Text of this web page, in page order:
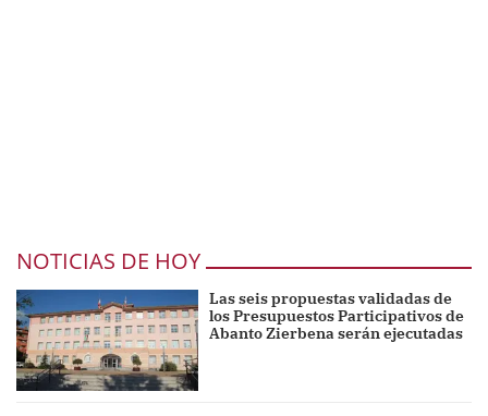
NOTICIAS DE HOY
Las seis propuestas validadas de
los Presupuestos Participativos de
Abanto Zierbena serán ejecutadas